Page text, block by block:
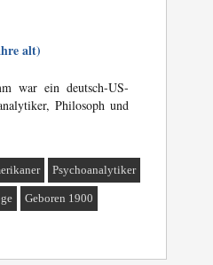
alt)
war ein deutsch-US-
Philosoph und
Psychoanalytiker
Geboren 1900